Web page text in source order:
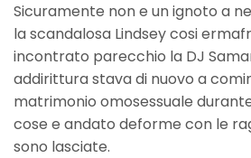
Sicuramente non e un ignoto a
la scandalosa Lindsey cosi
incontrato parecchio la DJ
addirittura stava di nuovo a
matrimonio omosessuale
cose e andato deforme con le
sono lasciate.